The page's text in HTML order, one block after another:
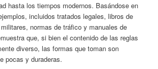
hasta los tiempos modernos. Basándose en
incluidos tratados legales, libros de
normas de tráfico y manuales de
que, si bien el contenido de las reglas
diverso, las formas que toman son
pocas y duraderas.